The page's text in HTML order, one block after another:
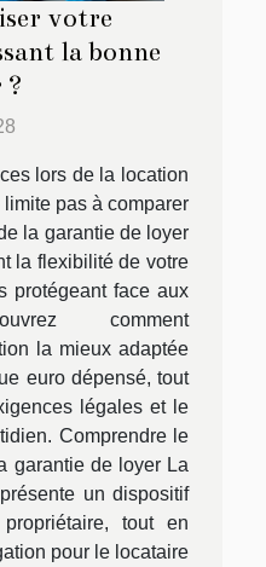
votre
la bonne
?
lors de la location
limite pas à comparer
la garantie de loyer
la flexibilité de votre
protégeant face aux
comment
la mieux adaptée
euro dépensé, tout
légales et le
Comprendre le
garantie de loyer La
un dispositif
tout en
pour le locataire